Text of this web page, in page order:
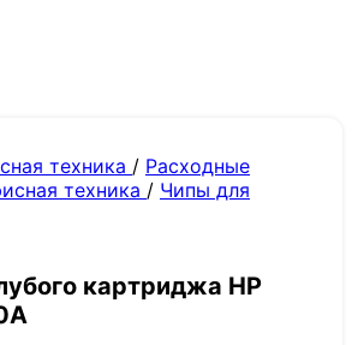
техника / Расходные
техника / Чипы для
картриджа HP